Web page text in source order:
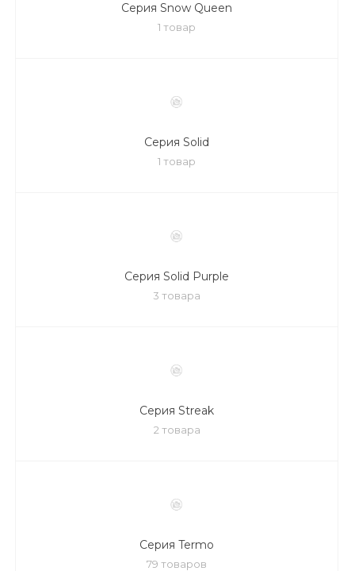
Серия Snow Queen
1 товар
Серия Solid
1 товар
Серия Solid Purple
3 товара
Серия Streak
2 товара
Серия Termo
79 товаров